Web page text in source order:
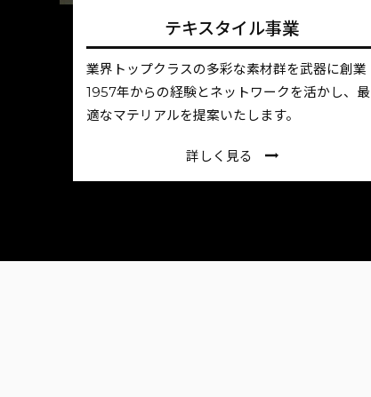
テキスタイル事業
業界トップクラスの多彩な素材群を武器に創業
1957年からの経験とネットワークを活かし、最
適なマテリアルを提案いたします。
詳しく見る